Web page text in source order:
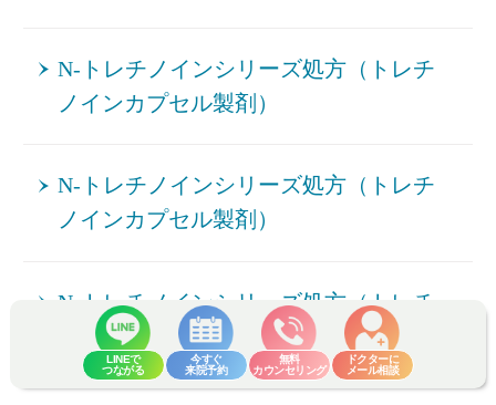
LINEで
つながる
今すぐ
来院予約
無料
カウンセリング
ドクターに
メール相談
N-トレチノインシリーズ処方（トレチ
ノインカプセル製剤）
N-トレチノインシリーズ処方（トレチ
ノインカプセル製剤）
N-トレチノインシリーズ処方（トレチ
ノインカプセル製剤）